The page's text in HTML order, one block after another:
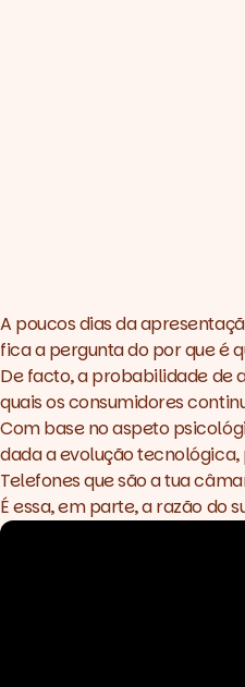
A poucos dias da
fica a pergunta do por que é
De facto, a probabilidade de
quais os consumidores
Com base no aspeto
dada a evolução
Telefones que são a tua
É essa, em parte, a razão do